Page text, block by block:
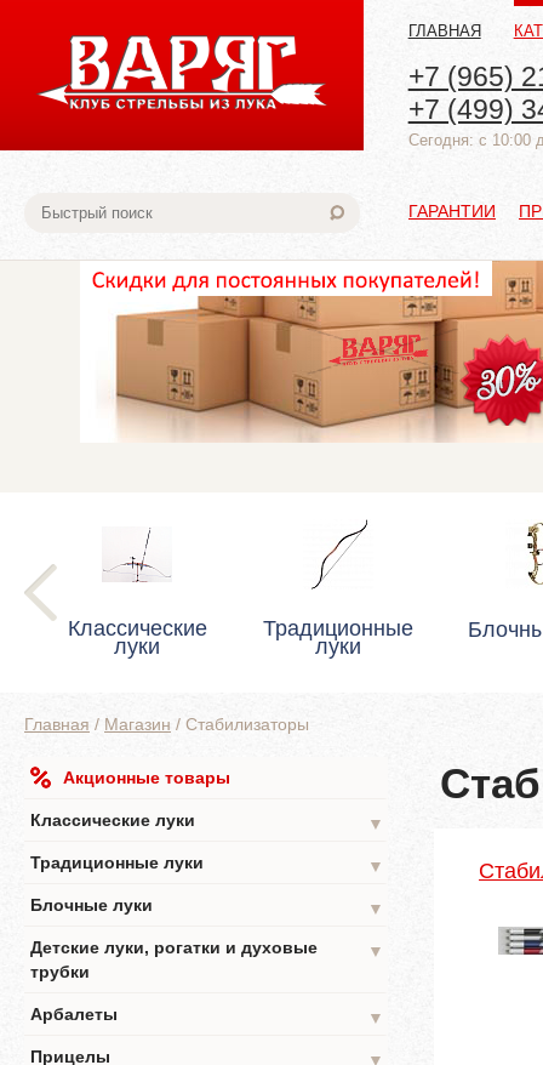
ГЛАВНАЯ
+7 (965)
+7 (499)
Cегодня: с 10:00
ГАРАНТИИ
Классические
луки
Традиционные
луки
Главная / Магазин / Стабилизаторы
Акционные товары
Классические луки
▼
Традиционные луки
▼
Блочные луки
▼
Детские луки, рогатки и духовые
трубки
▼
Арбалеты
▼
Прицелы
▼